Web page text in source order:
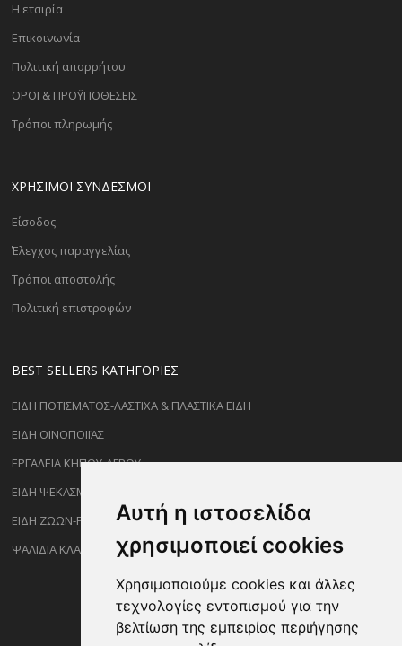
Αυτή η ιστοσελίδα
χρησιμοποιεί cookies
Χρησιμοποιούμε cookies και άλλες
τεχνολογίες εντοπισμού για την
βελτίωση της εμπειρίας περιήγησης
Η εταιρία
Επικοινωνία
Πολιτική απορρήτου
ΟΡΟΙ & ΠΡΟΫΠΟΘΕΣΕΙΣ
Τρόποι πληρωμής
ΧΡΗΣΙΜΟΙ ΣΥΝΔΕΣΜΟΙ
Είσοδος
Έλεγχος παραγγελίας
Τρόποι αποστολής
Πολιτική επιστροφών
BEST SELLERS ΚΑΤΗΓΟΡΊΕΣ
ΕΙΔΗ ΠΟΤΙΣΜΑΤΟΣ-ΛΑΣΤΙΧΑ & ΠΛΑΣΤΙΚΑ ΕΙΔΗ
ΕΙΔΗ ΟΙΝΟΠΟΙΪΑΣ
ΕΡΓΑΛΕΙΑ ΚΗΠΟΥ-ΑΓΡΟΥ
ΕΙΔΗ ΨΕΚΑΣΜΟΥ-ΡΑΝΤΙΣΜΑΤΟΣ
ΕΙΔΗ ΖΩΩΝ-PET
ΨΑΛΙΔΙΑ ΚΛΑΔΕΜΑΤΟΣ